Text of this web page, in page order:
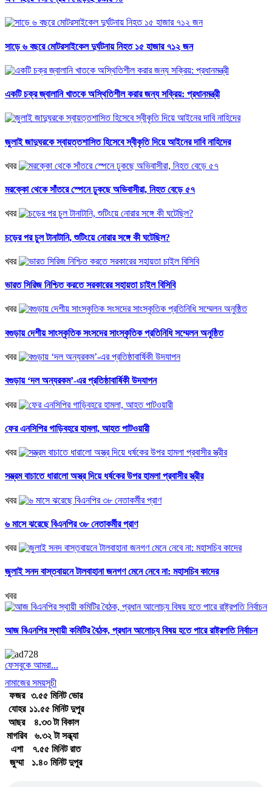
সাড়ে ৬ বছরে মোটরসাইকেল দুর্ঘটনায় নিহত ১৫ হাজার ৭১২ জন
একটি চক্র জ্বালানি খাতকে অস্থিতিশীল করার জন্য সক্রিয়: প্রধানমন্ত্রী
জুলাই জাদুঘরকে স্বায়ত্তশাসিত হিসেবে স্বীকৃতি দিয়ে আইনের দাবি নাহিদের
খবর
মরক্কো থেকে সাঁতরে স্পেনে ঢুকছে অভিবাসীরা, নিহত বেড়ে ৫৭
খবর
চড়ের পর চুল টানাটানি, শুটিংয়ে নোরার সঙ্গে কী ঘটেছিল?
খবর
ভারত সিরিজ নিশ্চিত করতে সরকারের সহায়তা চাইল বিসিবি
খবর
বগুড়ায় দেশীয় সাংস্কৃতিক সংসদের সাংস্কৃতিক প্রতিনিধি সম্মেলন অনুষ্ঠিত
খবর
বগুড়ায় ‘দল অন্যরকম’-এর প্রতিষ্ঠাবার্ষিকী উদযাপন
খবর
ফের এনসিপির গাড়িবহরে হামলা, আহত পাটওয়ারী
খবর
সম্ভ্রম বাচাতে ধারালো অস্ত্র দিয়ে ধর্ষকের উপর হামলা প্রবাসীর স্ত্রীর
খবর
৬ মাসে ঝরেছে বিএনপির ৩৮ নেতাকর্মীর প্রাণ
খবর
জুলাই সনদ বাস্তবায়নে টালবাহানা জনগণ মেনে নেবে না: মহাসচিব কাদের
খবর
আজ বিএনপির স্থায়ী কমিটির বৈঠক, প্রধান আলোচ্য বিষয় হতে পারে রাষ্ট্রপতি নির্বাচন
ফেসবুকে আমরা...
নামাজের সময়সূচী
ফজর
৩.৫৫ মিনিট ভোর
যোহর ১১.৫৫ মিনিট দুপুর
আছর
৪.৩৩ টা বিকাল
মাগরিব
৬.৩২ টা সন্ধ্যা
এশা
৭.৫৫ মিনিট রাত
জুম্মা
১.৪০ মিনিট দুপুর